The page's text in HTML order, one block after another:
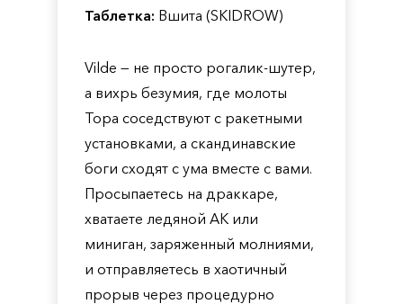
Таблетка: Вшита (SKIDROW)
Vilde — не просто рогалик-шутер,
а вихрь безумия, где молоты
Тора соседствуют с ракетными
установками, а скандинавские
боги сходят с ума вместе с вами.
Просыпаетесь на драккаре,
хватаете ледяной АК или
миниган, заряженный молниями,
и отправляетесь в хаотичный
прорыв через процедурно